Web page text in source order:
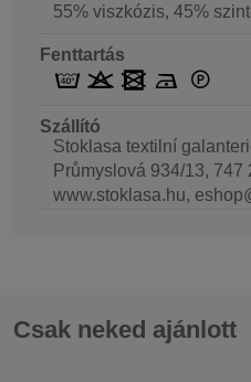
55% viszkózis, 45%
Fenttartás
Szállító
Stoklasa textilní
Průmyslová 934/13, 747
www.stoklasa.hu,
Csak neked ajánlott